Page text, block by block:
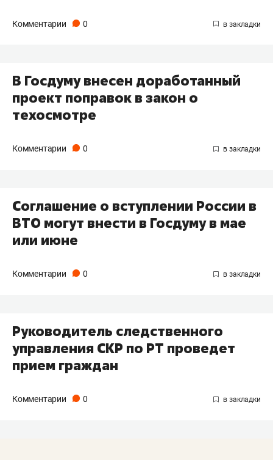
Комментарии 0
В Госдуму внесен доработанный
проект поправок в закон о
техосмотре
Комментарии 0
Соглашение о вступлении России в
ВТО могут внести в Госдуму в мае
или июне
Комментарии 0
Руководитель следственного
управления СКР по РТ проведет
прием граждан
Комментарии 0